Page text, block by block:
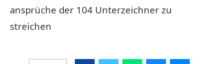
ansprüche der 104 Unterzeichner zu
streichen